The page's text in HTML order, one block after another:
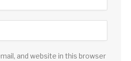
and website in this browser